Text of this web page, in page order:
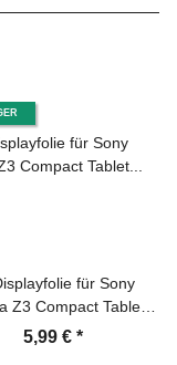
für Sony
Z3 Compact Tablet
HD KLAR
5,99 € *